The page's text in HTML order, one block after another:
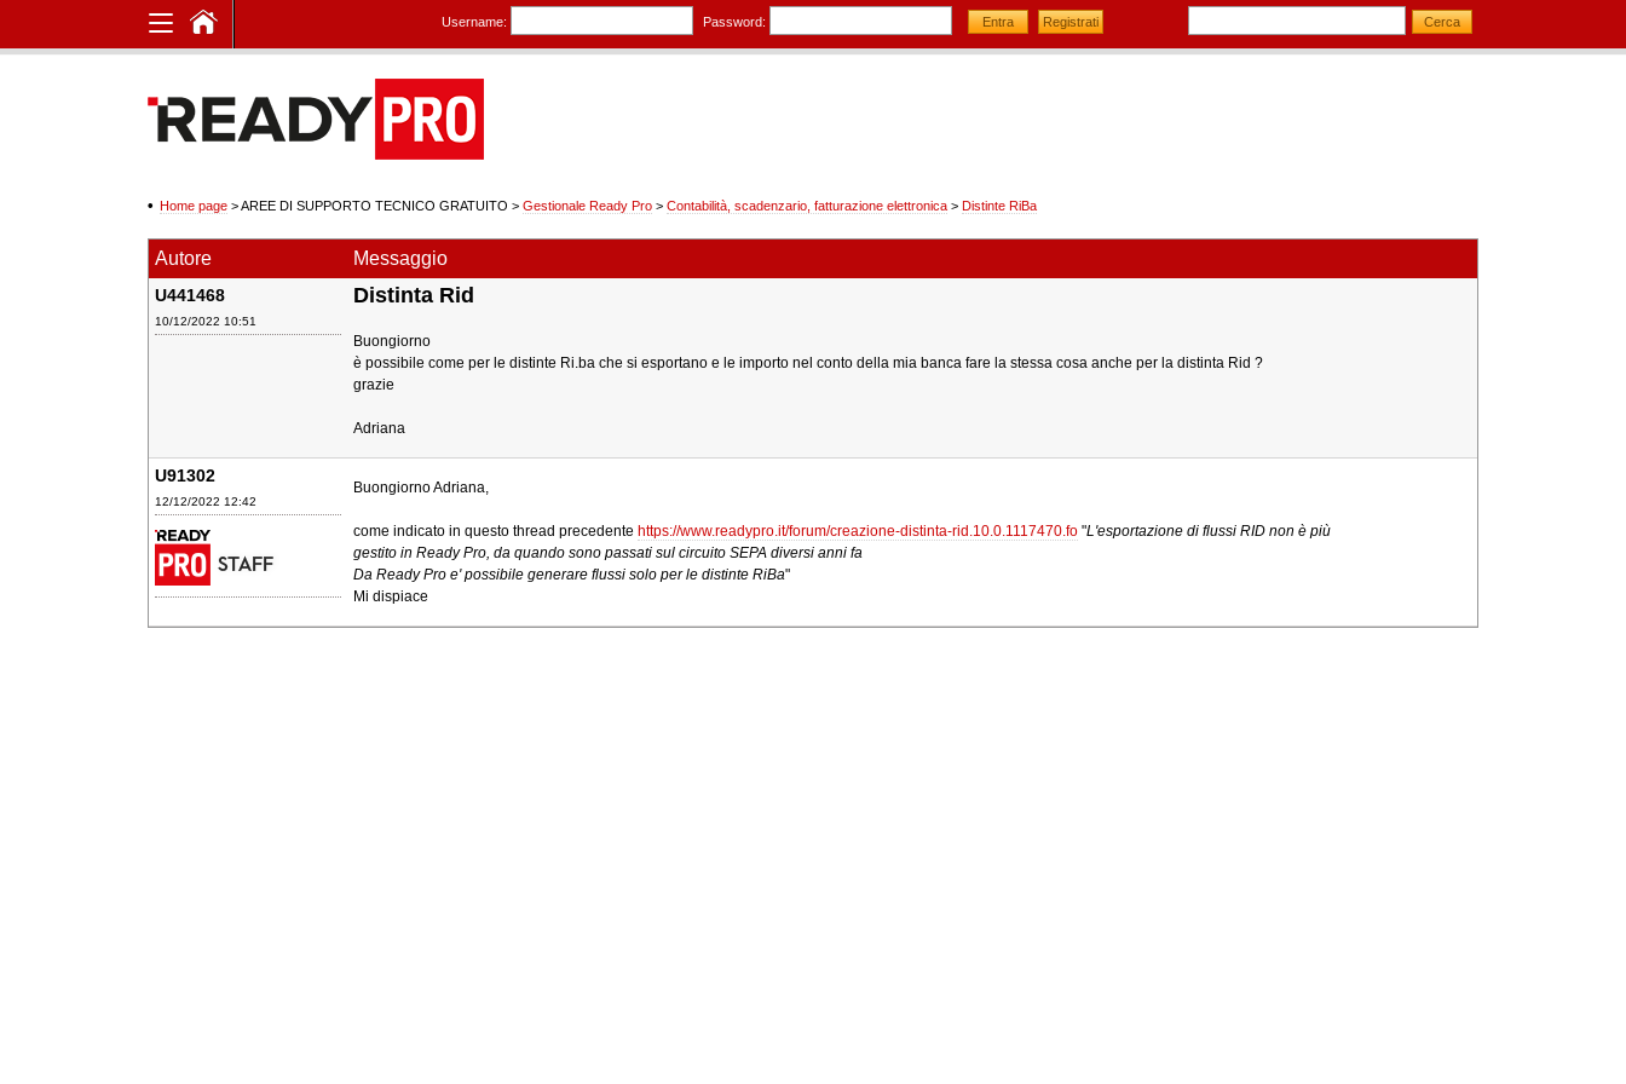
Username: Password:
Home page > AREE DI SUPPORTO TECNICO GRATUITO > Gestionale Ready Pro > Contabilità, scadenzario, fatturazione elettronica > Distinte RiBa
Autore Messaggio
U441468
10/12/2022 10:51
Distinta Rid
Buongiorno
è possibile come per le distinte Ri.ba che si esportano e le importo nel conto della mia banca fare la stessa cosa anche per la distinta Rid ?
grazie
Adriana
U91302
12/12/2022 12:42
Buongiorno Adriana,
come indicato in questo thread precedente https://www.readypro.it/forum/creazione-distinta-rid.10.0.1117470.fo "L'esportazione di flussi RID non è più
gestito in Ready Pro, da quando sono passati sul circuito SEPA diversi anni fa
Da Ready Pro e' possibile generare flussi solo per le distinte RiBa"
Mi dispiace